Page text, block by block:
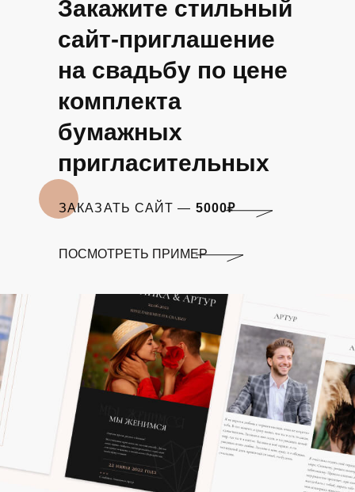
Закажите стильный
сайт-приглашение
на свадьбу по цене
комплекта
бумажных
пригласительных
ПОСМОТРЕТЬ ПРИМЕР
ЗАКАЗАТЬ САЙТ — 5000₽
ЗАКАЗАТЬ САЙТ — 5000₽